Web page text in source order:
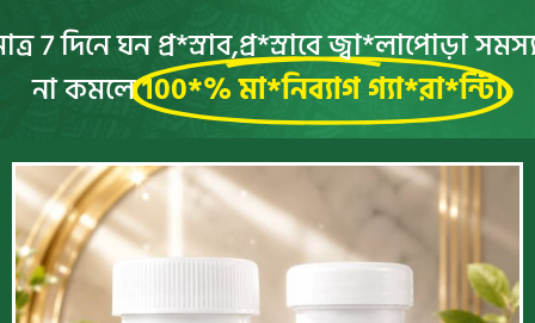
7 দিনে ঘন প্র*স্রাব,প্র*স্রাবে জ্বা*লাপোড়া
না কমলে100*% মা*নিব্যাগ গ্যা*রা*ন্টি।